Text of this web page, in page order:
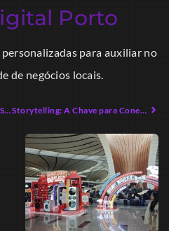
Porto
para auxiliar no
de negócios locais.
Criação de Web Sites: Práticas Sustentáveis para 2026 Storytelling: A Chave para Conectar Marcas e Consumidores